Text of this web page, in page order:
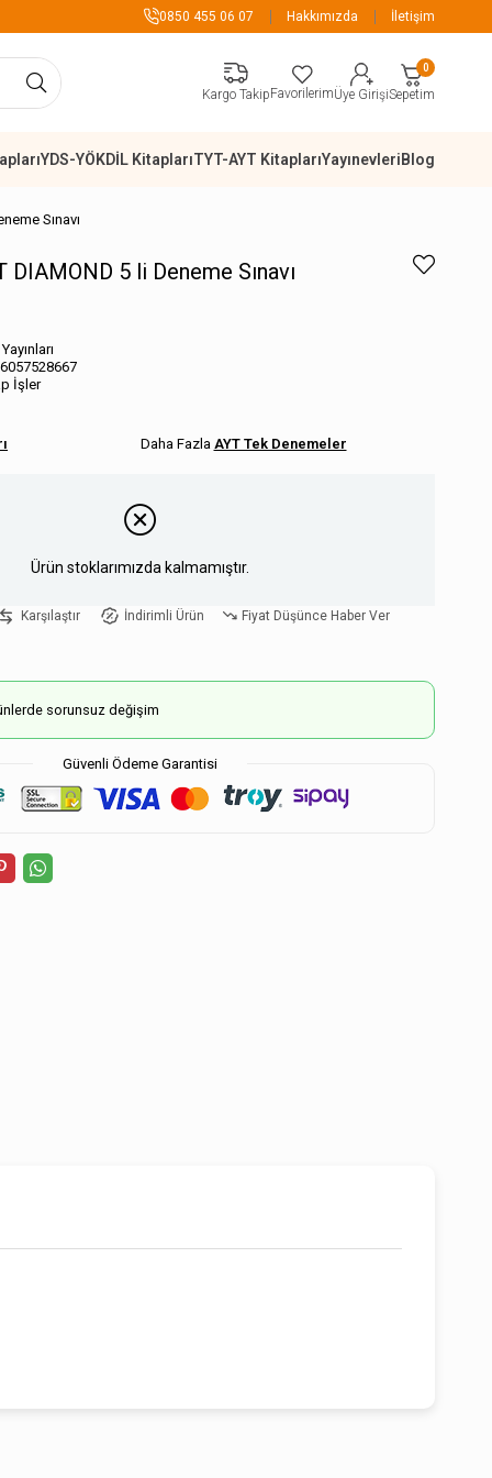
899 TL Üzeri Alışverişlerde Kargo
0850 455 06 07 Hakkımızda İletişim
Kargo TakipFavorilerimÜye GirişiSepetim
0
YDS-YÖKDİL KitaplarıTYT-AYT KitaplarıYayınevleriBlog
Sınavı
DIAMOND 5 li Deneme Sınavı
İşler
AYT Tek Denemeler
Ürün stoklarımızda kalmamıştır.
Karşılaştır İndirimli Ürün Fiyat Düşünce Haber Ver
sorunsuz değişim
Güvenli Ödeme Garantisi